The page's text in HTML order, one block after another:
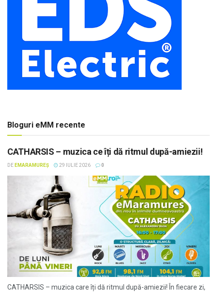
Bloguri eMM recente
CATHARSIS – muzica ce îți dă ritmul după-amiezii!
DE EMARAMUREȘ 29 IULIE 2026 0
CATHARSIS – muzica care îți dă ritmul după-amiezii! În fiecare zi,